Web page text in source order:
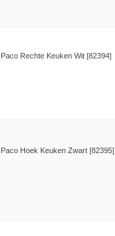
Paco Rechte Keuken Wit [82394]
Paco Hoek Keuken Zwart [82395]